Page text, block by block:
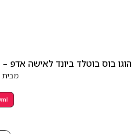
הוגו בוס בוטלד ביונד לאישה אדפ – Hugo Boss Bottled Beyond for Women EDP
מבית
100ml